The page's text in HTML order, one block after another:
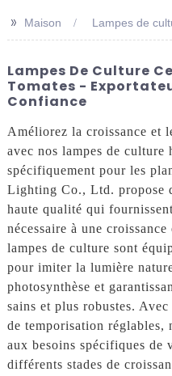
Fenia
Lierre
>> Maison Lampes de
Lampes De Culture
Tomates -
Confiance
Améliorez la croissance et
avec nos lampes de culture
spécifiquement pour les
Lighting Co., Ltd. propose
haute qualité qui
nécessaire à une croissance
lampes de culture sont
pour imiter la lumière
photosynthèse et
sains et plus robustes.
de temporisation réglables,
aux besoins spécifiques de
différents stades de